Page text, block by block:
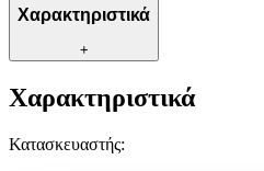
Χαρακτηριστικά
+
Χαρακτηριστικά
Κατασκευαστής: